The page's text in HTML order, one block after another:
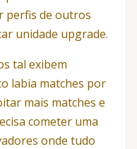
perfis de outros
unidade upgrade.
tal exibem
labia matches por
mais matches e
cometer uma
onde tudo